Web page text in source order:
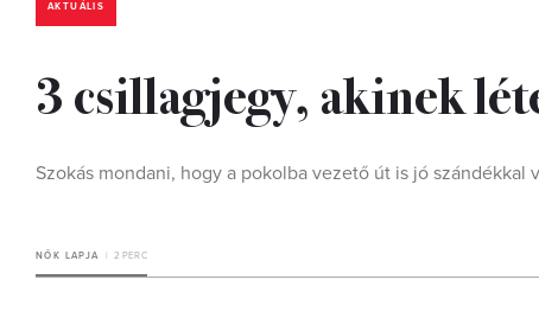
AKTUÁLIS
3 csillagjegy, akinek
Szokás mondani, hogy a pokolba vezető út is jó szándékkal
NŐK LAPJA 2 PERC